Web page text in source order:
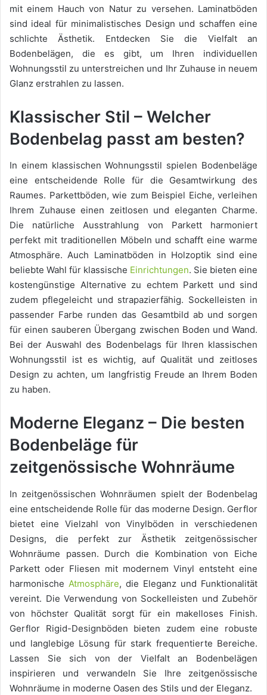
mit einem Hauch von Natur zu versehen. Laminatböden
sind ideal für minimalistisches Design und schaffen eine
schlichte Ästhetik. Entdecken Sie die Vielfalt an
Bodenbelägen, die es gibt, um Ihren individuellen
Wohnungsstil zu unterstreichen und Ihr Zuhause in neuem
Glanz erstrahlen zu lassen.
Klassischer Stil – Welcher
Bodenbelag passt am besten?
In einem klassischen Wohnungsstil spielen Bodenbeläge
eine entscheidende Rolle für die Gesamtwirkung des
Raumes. Parkettböden, wie zum Beispiel Eiche, verleihen
Ihrem Zuhause einen zeitlosen und eleganten Charme.
Die natürliche Ausstrahlung von Parkett harmoniert
perfekt mit traditionellen Möbeln und schafft eine warme
Atmosphäre. Auch Laminatböden in Holzoptik sind eine
beliebte Wahl für klassische Einrichtungen. Sie bieten eine
kostengünstige Alternative zu echtem Parkett und sind
zudem pflegeleicht und strapazierfähig. Sockelleisten in
passender Farbe runden das Gesamtbild ab und sorgen
für einen sauberen Übergang zwischen Boden und Wand.
Bei der Auswahl des Bodenbelags für Ihren klassischen
Wohnungsstil ist es wichtig, auf Qualität und zeitloses
Design zu achten, um langfristig Freude an Ihrem Boden
zu haben.
Moderne Eleganz – Die besten
Bodenbeläge für
zeitgenössische Wohnräume
In zeitgenössischen Wohnräumen spielt der Bodenbelag
eine entscheidende Rolle für das moderne Design. Gerflor
bietet eine Vielzahl von Vinylböden in verschiedenen
Designs, die perfekt zur Ästhetik zeitgenössischer
Wohnräume passen. Durch die Kombination von Eiche
Parkett oder Fliesen mit modernem Vinyl entsteht eine
harmonische Atmosphäre, die Eleganz und Funktionalität
vereint. Die Verwendung von Sockelleisten und Zubehör
von höchster Qualität sorgt für ein makelloses Finish.
Gerflor Rigid-Designböden bieten zudem eine robuste
und langlebige Lösung für stark frequentierte Bereiche.
Lassen Sie sich von der Vielfalt an Bodenbelägen
inspirieren und verwandeln Sie Ihre zeitgenössische
Wohnräume in moderne Oasen des Stils und der Eleganz.